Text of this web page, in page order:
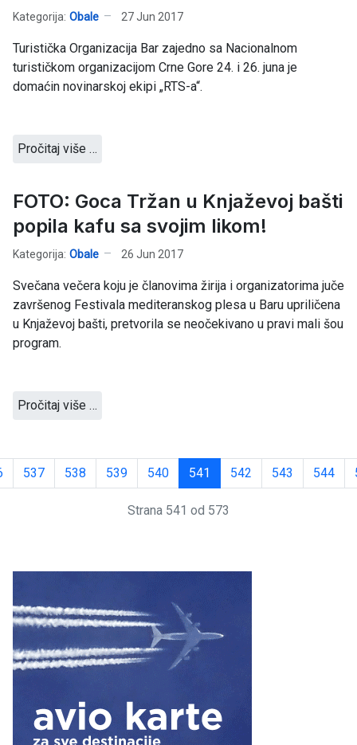
Kategorija: Obale 27 Jun 2017
Turistička Organizacija Bar zajedno sa Nacionalnom
turističkom organizacijom Crne Gore 24. i 26. juna je
domaćin novinarskoj ekipi „RTS-a“.
Pročitaj više …
FOTO: Goca Tržan u Knjaževoj bašti
popila kafu sa svojim likom!
Kategorija: Obale 26 Jun 2017
Svečana večera koju je članovima žirija i organizatorima juče
završenog Festivala mediteranskog plesa u Baru upriličena
u Knjaževoj bašti, pretvorila se neočekivano u pravi mali šou
program.
Pročitaj više …
537 538 539 540 541 542 543 544
Strana 541 od 573